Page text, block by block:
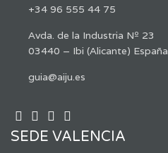
+34 96 555 44 75
Avda. de la Industria Nº 23
03440 – Ibi (Alicante) España
guia@aiju.es
SEDE VALENCIA